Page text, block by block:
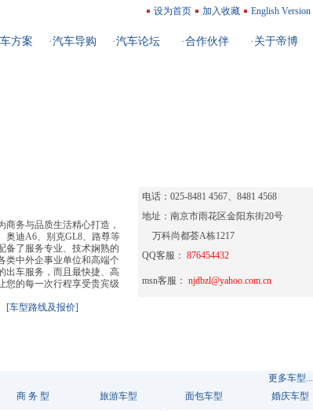
设为首页 加入收藏 English Version
方案 ·汽车导购 ·汽车论坛 ·合作伙伴 · 关于帝博
务与品质生活精心打造，
奥迪A6、别克GL8、路尊等
备了服务专业、技术娴熟的
类中外企事业单位和高端个
出车服务，而且最快捷、高
您的每一次行程享受贵宾级
[车型路线及报价]
电话：025-8481 4567、8481 4568
地址：南京市雨花区金阳东街20号
万科尚都荟A栋1217
QQ客服： 876454432
msn客服： njdbzl@yahoo.com.cn
更多车型...
商 务 型 旅游车型 面包车型 婚庆车型